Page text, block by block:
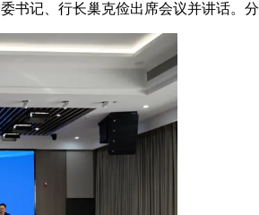
书记、行长巢克俭出席会议并讲话。分